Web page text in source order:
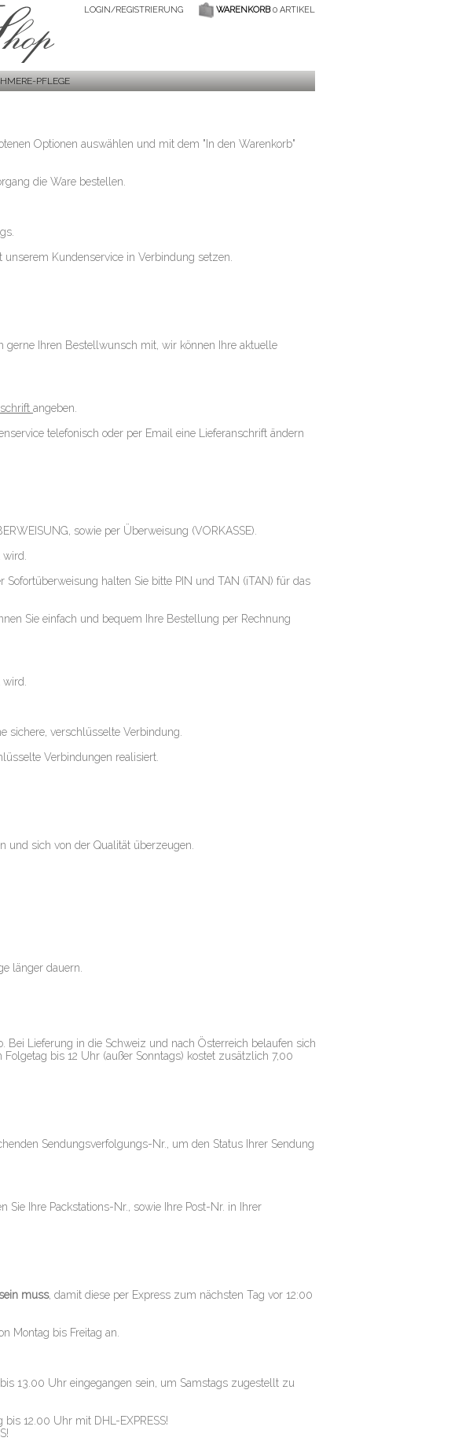
WARENKORB0 ARTIKEL
LOGIN/REGISTRIERUNG
PFLEGE
Optionen auswählen und mit dem "In den Warenkorb"
die Ware bestellen.
Kundenservice in Verbindung setzen.
Ihren Bestellwunsch mit, wir können Ihre aktuelle
angeben.
telefonisch oder per Email eine Lieferanschrift ändern
sowie per Überweisung (VORKASSE).
halten Sie bitte PIN und TAN (iTAN) für das
Sie einfach und bequem Ihre Bestellung per Rechnung
sichere, verschlüsselte Verbindung.
Verbindungen realisiert.
und sich von der Qualität überzeugen.
länger dauern.
Bei Lieferung in die Schweiz und nach Österreich belaufen sich
bis 12 Uhr (außer Sonntags) kostet zusätzlich 7,00
Sendungsverfolgungs-Nr., um den Status Ihrer Sendung
Sie Ihre Packstations-Nr., sowie Ihre Post-Nr. in Ihrer
muss, damit diese per Express zum nächsten Tag vor 12:00
Montag bis Freitag an.
13.00 Uhr eingegangen sein, um Samstags zugestellt zu
12.00 Uhr mit DHL-EXPRESS!